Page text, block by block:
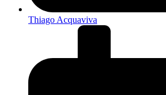
Thiago Acquaviva